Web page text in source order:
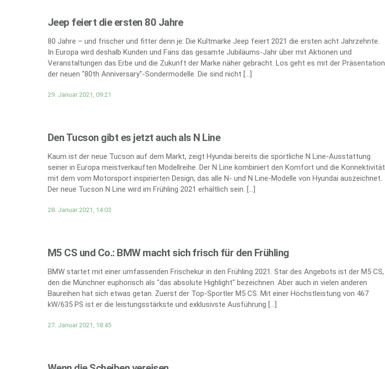
Jeep feiert die ersten 80 Jahre
80 Jahre – und frischer und fitter denn je: Die Kultmarke Jeep feiert 2021 die ersten acht Jahrzehnte.
In Europa wird deshalb Kunden und Fans das gesamte Jubiläums-Jahr über mit Aktionen und
Veranstaltungen das Erbe und die Zukunft der Marke näher gebracht. Los geht es mit der Präsentation
der neuen "80th Anniversary"-Sondermodelle. Die sind nicht […]
29. Januar 2021, 09:21
Den Tucson gibt es jetzt auch als N Line
Kaum ist der neue Tucson auf dem Markt, zeigt Hyundai bereits die sportliche N Line-Ausstattung
seiner in Europa meistverkauften Modellreihe. Der N Line kombiniert den Komfort und die Konnektivität
mit dem vom Motorsport inspirierten Design, das alle N- und N Line-Modelle von Hyundai auszeichnet.
Der neue Tucson N Line wird im Frühling 2021 erhältlich sein. […]
28. Januar 2021, 14:03
M5 CS und Co.: BMW macht sich frisch für den Frühling
BMW startet mit einer umfassenden Frischekur in den Frühling 2021. Star des Angebots ist der M5 CS,
den die Münchner euphorisch als "das absolute Highlight" bezeichnen. Aber auch in vielen anderen
Baureihen hat sich etwas getan. Zuerst der Top-Sportler M5 CS. Mit einer Höchstleistung von 467
kW/635 PS ist er die leistungsstärkste und exklusivste Ausführung […]
27. Januar 2021, 18:45